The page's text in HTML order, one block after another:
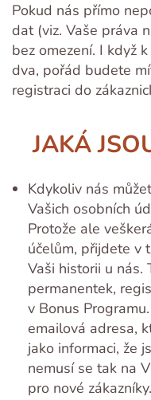
Pokud nás přímo
dat (viz. Vaše práva
bez omezení. I když
dva, pořád budete
registraci do
JAKÁ
Kdykoliv nás
Vašich osobních
Protože ale
účelům, přijdete v
Vaši historii u nás.
permanentek,
v Bonus
emailová adresa,
jako informaci, že
nemusí se tak na
pro nové zákazníky.